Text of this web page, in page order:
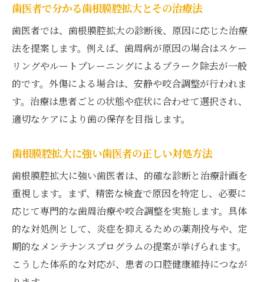
歯医者で分かる歯根膜腔拡大とその治療法
歯医者では、歯根膜腔拡大の診断後、原因に応じた治療
法を提案します。例えば、歯周病が原因の場合はスケー
リングやルートプレーニングによるプラーク除去が一般
的です。外傷による場合は、安静や咬合調整が行われま
す。治療は患者ごとの状態や症状に合わせて選択され、
適切なケアにより歯の保存を目指します。
歯根膜腔拡大に強い歯医者の正しい対処方法
歯根膜腔拡大に強い歯医者は、的確な診断と治療計画を
重視します。まず、精密な検査で原因を特定し、必要に
応じて専門的な歯周治療や咬合調整を実施します。具体
的な対処例として、炎症を抑えるための薬剤投与や、定
期的なメンテナンスプログラムの提案が挙げられます。
こうした体系的な対応が、患者の口腔健康維持につなが